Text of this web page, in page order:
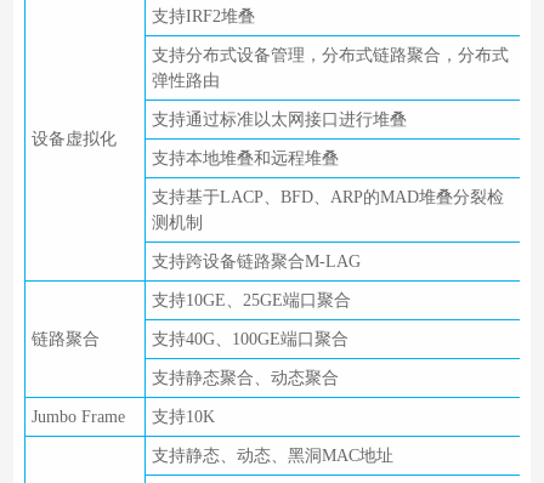
设备虚拟化
支持IRF2堆叠
支持分布式设备管理，分布式链路聚合，分布式
弹性路由
支持通过标准以太网接口进行堆叠
支持本地堆叠和远程堆叠
支持基于LACP、BFD、ARP的MAD堆叠分裂检
测机制
支持跨设备链路聚合M-LAG
链路聚合
支持10GE、25GE端口聚合
支持40G、100GE端口聚合
支持静态聚合、动态聚合
Jumbo Frame 支持10K
支持静态、动态、黑洞MAC地址